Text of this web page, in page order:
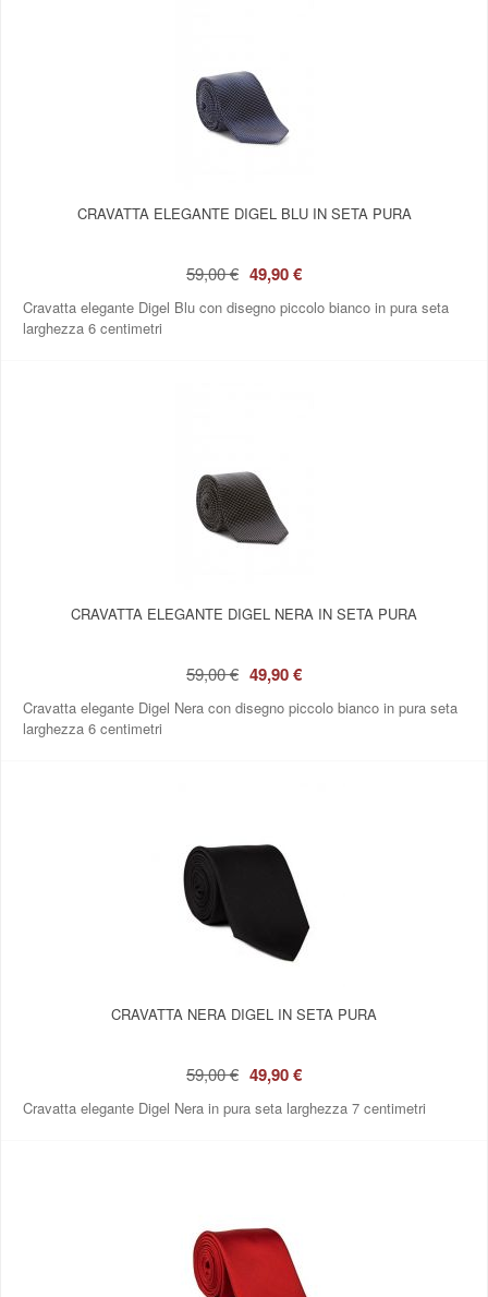
CRAVATTA ELEGANTE DIGEL BLU IN SETA PURA
59,00 € 49,90 €
Cravatta elegante Digel Blu con disegno piccolo bianco in pura seta
larghezza 6 centimetri
CRAVATTA ELEGANTE DIGEL NERA IN SETA PURA
59,00 € 49,90 €
Cravatta elegante Digel Nera con disegno piccolo bianco in pura seta
larghezza 6 centimetri
CRAVATTA NERA DIGEL IN SETA PURA
59,00 € 49,90 €
Cravatta elegante Digel Nera in pura seta larghezza 7 centimetri